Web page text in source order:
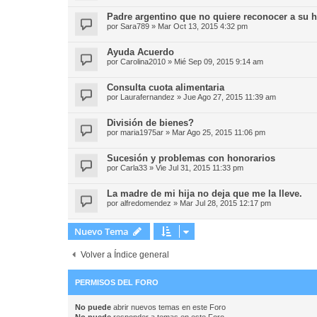
Padre argentino que no quiere reconocer a su
por Sara789 » Mar Oct 13, 2015 4:32 pm
Ayuda Acuerdo
por Carolina2010 » Mié Sep 09, 2015 9:14 am
Consulta cuota alimentaria
por Laurafernandez » Jue Ago 27, 2015 11:39 am
División de bienes?
por maria1975ar » Mar Ago 25, 2015 11:06 pm
Sucesión y problemas con honorarios
por Carla33 » Vie Jul 31, 2015 11:33 pm
La madre de mi hija no deja que me la lleve.
por alfredomendez » Mar Jul 28, 2015 12:17 pm
Nuevo Tema
Volver a Índice general
PERMISOS DEL FORO
No puede abrir nuevos temas en este Foro